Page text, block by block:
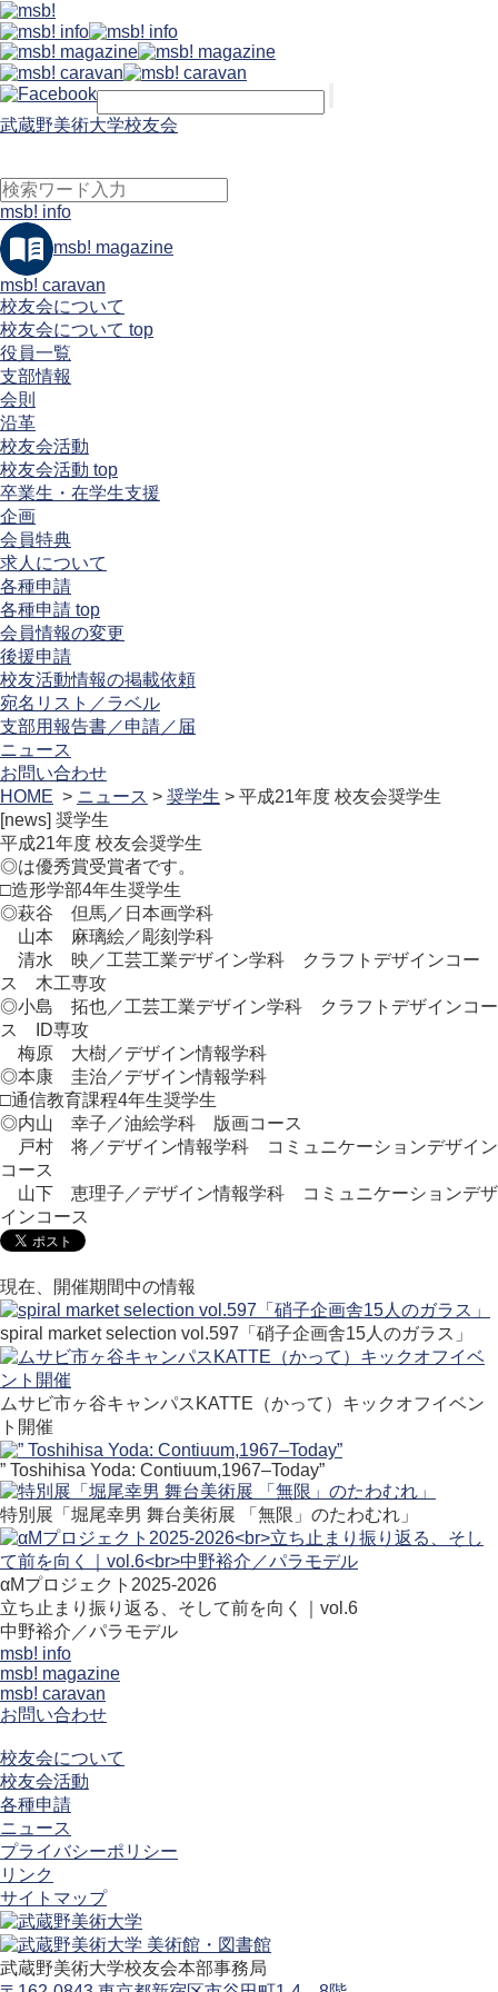
武蔵野美術大学校友会
msb! info
msb! magazine
msb! caravan
校友会について
校友会について top
役員一覧
支部情報
会則
沿革
校友会活動
校友会活動 top
卒業生・在学生支援
企画
会員特典
求人について
各種申請
各種申請 top
会員情報の変更
後援申請
校友活動情報の掲載依頼
宛名リスト／ラベル
支部用報告書／申請／届
ニュース
お問い合わせ
HOME > ニュース > 奨学生 > 平成21年度 校友会奨学生
[news] 奨学生
平成21年度 校友会奨学生
◎は優秀賞受賞者です。
□造形学部4年生奨学生
◎萩谷 但馬／日本画学科
山本 麻璃絵／彫刻学科
清水 映／工芸工業デザイン学科 クラフトデザインコー
ス 木工専攻
◎小島 拓也／工芸工業デザイン学科 クラフトデザインコー
ス ID専攻
梅原 大樹／デザイン情報学科
◎本康 圭治／デザイン情報学科
□通信教育課程4年生奨学生
◎内山 幸子／油絵学科 版画コース
戸村 将／デザイン情報学科 コミュニケーションデザイン
コース
山下 恵理子／デザイン情報学科 コミュニケーションデザ
インコース
現在、開催期間中の情報
spiral market selection vol.597「硝子企画舎15人のガラス」
ムサビ市ヶ谷キャンパスKATTE（かって）キックオフイベン
ト開催
” Toshihisa Yoda: Contiuum,1967–Today”
特別展「堀尾幸男 舞台美術展 「無限」のたわむれ」
αMプロジェクト2025-2026
立ち止まり振り返る、そして前を向く｜vol.6
中野裕介／パラモデル
msb! info
msb! magazine
msb! caravan
お問い合わせ
校友会について
校友会活動
各種申請
ニュース
プライバシーポリシー
リンク
サイトマップ
武蔵野美術大学校友会本部事務局